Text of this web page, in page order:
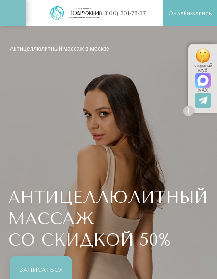
8 (800) 301-76-37 Онлайн-запись
Антицеллюлитный массаж в Москве
АНТИЦЕЛЛЮЛИТНЫЙ
МАССАЖ
СО СКИДКОЙ 50%
ЗАПИСАТЬСЯ
i
закрытый
клуб
MAX